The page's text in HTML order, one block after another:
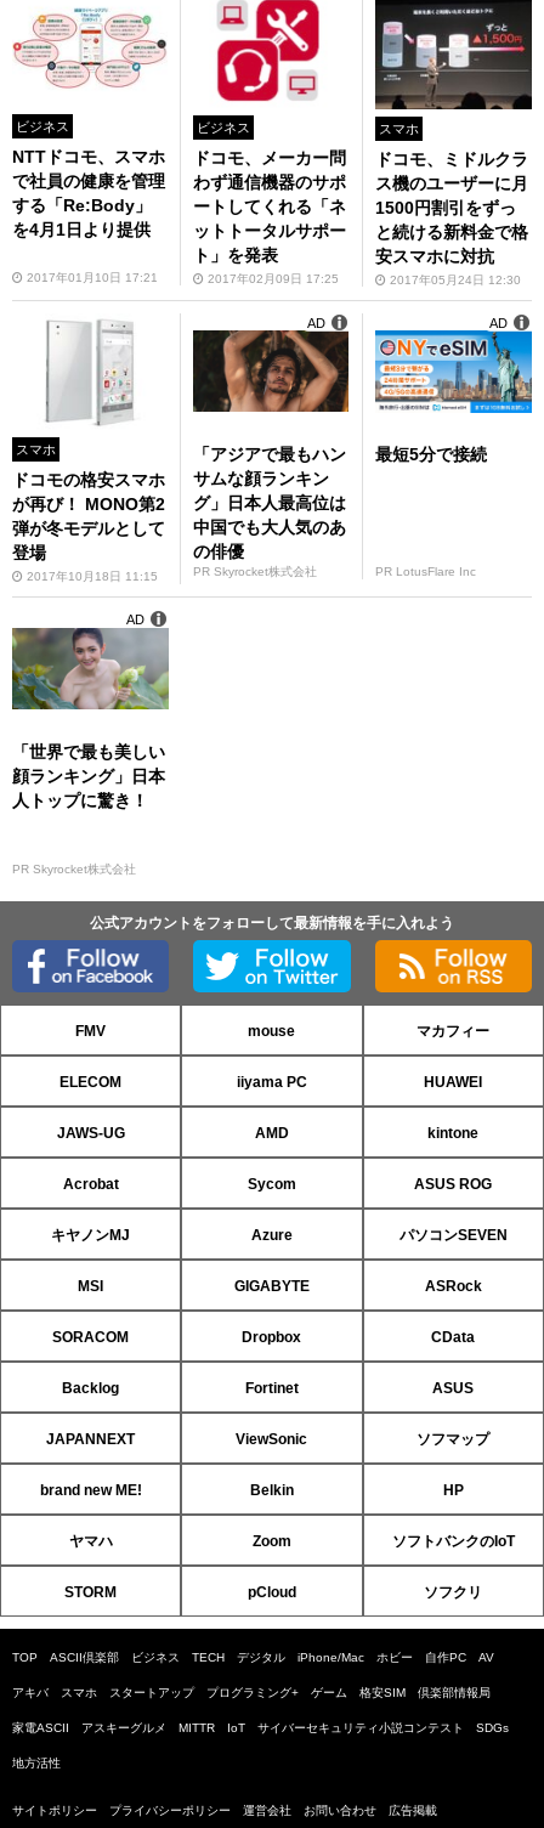
ビジネス
NTTドコモ、スマホ
で社員の健康を管理
する「Re:Body」
を4月1日より提供
2017年01月10日 17:21
ビジネス
ドコモ、メーカー問
わず通信機器のサポ
ートしてくれる「ネ
ットトータルサポー
ト」を発表
2017年02月09日 17:25
スマホ
ドコモ、ミドルクラ
ス機のユーザーに月
1500円割引をずっ
と続ける新料金で格
安スマホに対抗
2017年05月24日 12:30
スマホ
ドコモの格安スマホ
が再び！ MONO第2
弾が冬モデルとして
登場
2017年10月18日 11:15
「アジアで最もハン
サムな顔ランキン
グ」日本人最高位は
中国でも大人気のあ
の俳優
PR Skyrocket株式会社
AD
最短5分で接続
PR LotusFlare Inc
AD
「世界で最も美しい
顔ランキング」日本
人トップに驚き！
PR Skyrocket株式会社
AD
公式アカウントをフォローして最新情報を手に入れよう
FMV mouse マカフィー
ELECOM iiyama PC HUAWEI
JAWS-UG AMD kintone
Acrobat Sycom ASUS ROG
キヤノンMJ Azure パソコンSEVEN
MSI GIGABYTE ASRock
SORACOM Dropbox CData
Backlog Fortinet ASUS
JAPANNEXT ViewSonic ソフマップ
brand new ME! Belkin HP
ヤマハ Zoom ソフトバンクのIoT
STORM pCloud ソフクリ
TOP ASCII倶楽部 ビジネス TECH デジタル iPhone/Mac ホビー 自作PC AV
アキバ スマホ スタートアップ プログラミング+ ゲーム 格安SIM 倶楽部情報局
家電ASCII アスキーグルメ MITTR IoT サイバーセキュリティ小説コンテスト SDGs
地方活性
サイトポリシー プライバシーポリシー 運営会社 お問い合わせ 広告掲載